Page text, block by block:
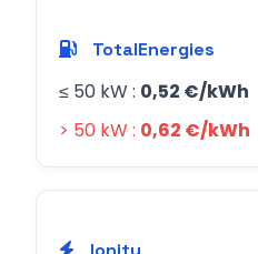
TotalEnergies
≤ 50 kW : 0,52 €/kWh
> 50 kW : 0,62 €/kWh